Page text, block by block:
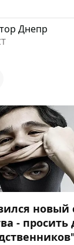
Днепр
новый
- просить